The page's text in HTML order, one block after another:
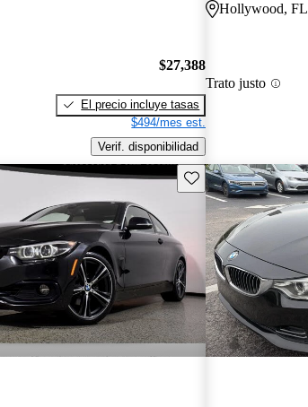
$27,388
El precio incluye tasas
$494/mes est.
Verif. disponibilidad
Hollywood, FL
Trato justo
Guarda este Aviso